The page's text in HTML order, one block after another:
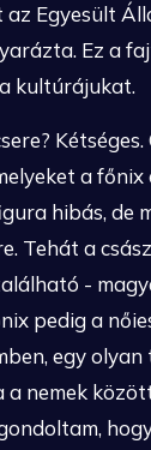
Egyesült
Ez a
kultúrájukat.
a főnix
hibás, de
Tehát a
-
pedig a
egy
a nemek